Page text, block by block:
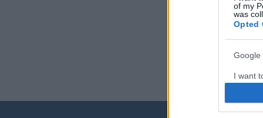
of my
was
Opted
Google
I want
web
I want